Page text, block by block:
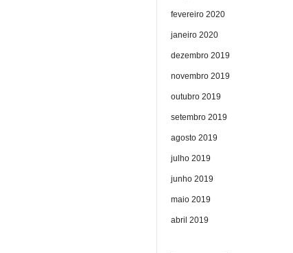
fevereiro 2020
janeiro 2020
dezembro 2019
novembro 2019
outubro 2019
setembro 2019
agosto 2019
julho 2019
junho 2019
maio 2019
abril 2019